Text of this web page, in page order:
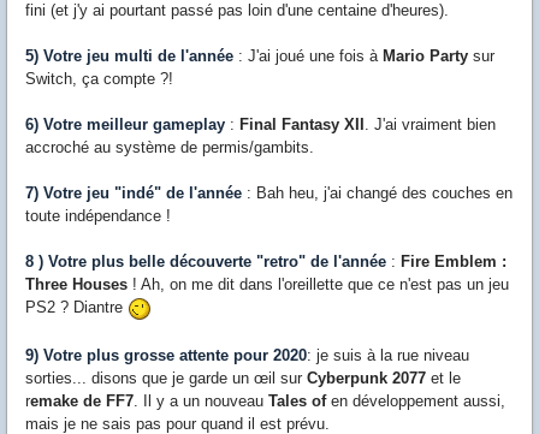
fini (et j'y ai pourtant passé pas loin d'une centaine d'heures).
5) Votre jeu multi de l'année : J'ai joué une fois à Mario Party sur
Switch, ça compte ?!
6) Votre meilleur gameplay : Final Fantasy XII . J'ai vraiment bien
accroché au système de permis/gambits.
7) Votre jeu "indé" de l'année : Bah heu, j'ai changé des couches en
toute indépendance !
8 ) Votre plus belle découverte "retro" de l'année : Fire Emblem :
Three Houses ! Ah, on me dit dans l'oreillette que ce n'est pas un jeu
PS2 ? Diantre
9) Votre plus grosse attente pour 2020: je suis à la rue niveau
sorties... disons que je garde un œil sur Cyberpunk 2077 et le
remake de FF7 . Il y a un nouveau Tales ofen développement aussi,
mais je ne sais pas pour quand il est prévu.